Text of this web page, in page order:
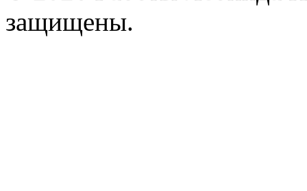
защищены.